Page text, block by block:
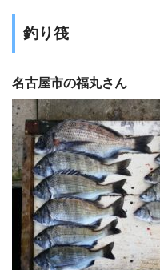
釣り筏
名古屋市の福丸さん